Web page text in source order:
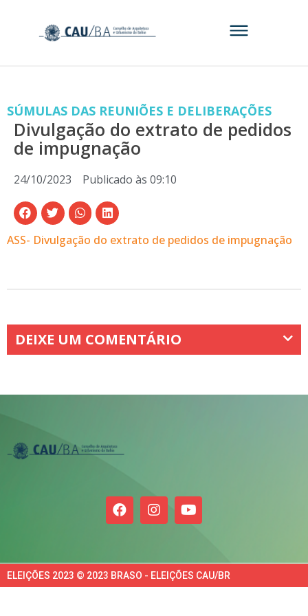
SÚMULAS DAS REUNIÕES E DELIBERAÇÕES
Divulgação do extrato de pedidos
de impugnação
24/10/2023 Publicado às 09:10
ASS- Divulgação do extrato de pedidos de impugnação
DEIXE UM COMENTÁRIO
ELEIÇÕES 2023 © 2023 BRASO - ELEIÇÕES CAU/BR